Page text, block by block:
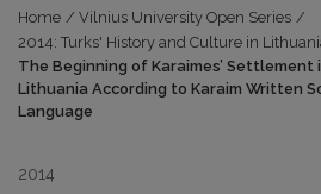
Home / Vilnius University Open Series /
2014: Turks' History and Culture in
The Beginning of Karaimes’ Settlement
Lithuania According to Karaim Written
Language
2014